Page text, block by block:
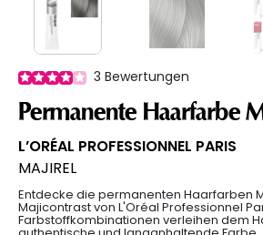
3 Bewertungen
Permanente Haarfarbe
L’ORÉAL PROFESSIONNEL PARIS
MAJIREL
Entdecke die permanenten Haarfarben
Majicontrast von L'Oréal Professionnel
Farbstoffkombinationen verleihen dem